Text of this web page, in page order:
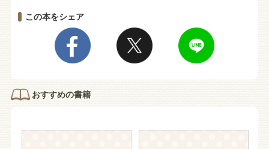
この本をシェア
おすすめの書籍